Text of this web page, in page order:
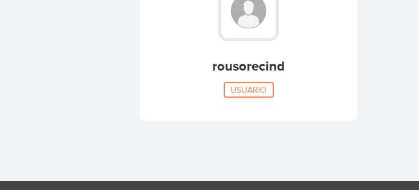
rousorecind
USUARIO